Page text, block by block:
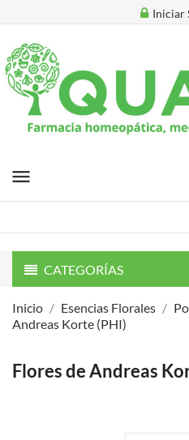
Iniciar
menu
CATEGORÍAS
Inicio Esencias Florales
Andreas Korte (PHI)
Flores de Andreas